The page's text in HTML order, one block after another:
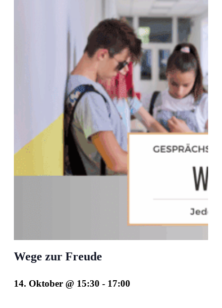
Wege zur Freude
14. Oktober @ 15:30 - 17:00